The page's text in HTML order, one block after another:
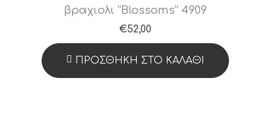
βραχιολι “Blossoms” 4909
€52,00
ΠΡΟΣΘΉΚΗ ΣΤΟ ΚΑΛΆΘΙ